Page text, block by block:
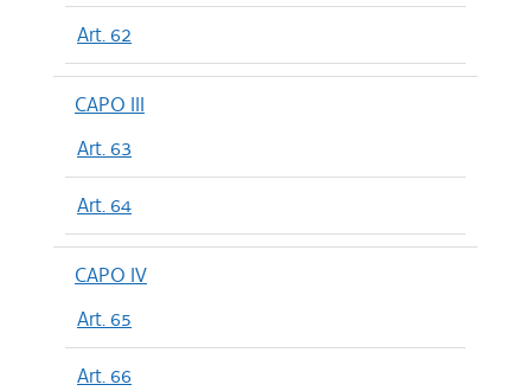
Art. 62
CAPO III
Art. 63
Art. 64
CAPO IV
Art. 65
Art. 66